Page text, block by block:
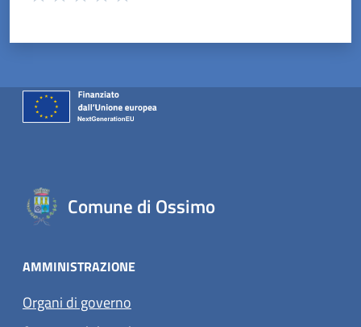
Comune di Ossimo
AMMINISTRAZIONE
Organi di governo